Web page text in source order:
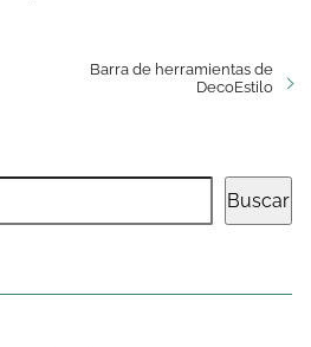
Barra de herramientas de
DecoEstilo
Buscar